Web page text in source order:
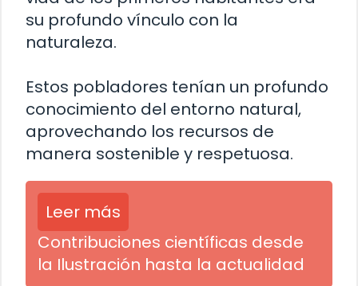
su profundo vínculo con la
naturaleza.
Estos pobladores tenían un profundo
conocimiento del entorno natural,
aprovechando los recursos de
manera sostenible y respetuosa.
Leer más
Contribuciones científicas desde
la Ilustración hasta la actualidad